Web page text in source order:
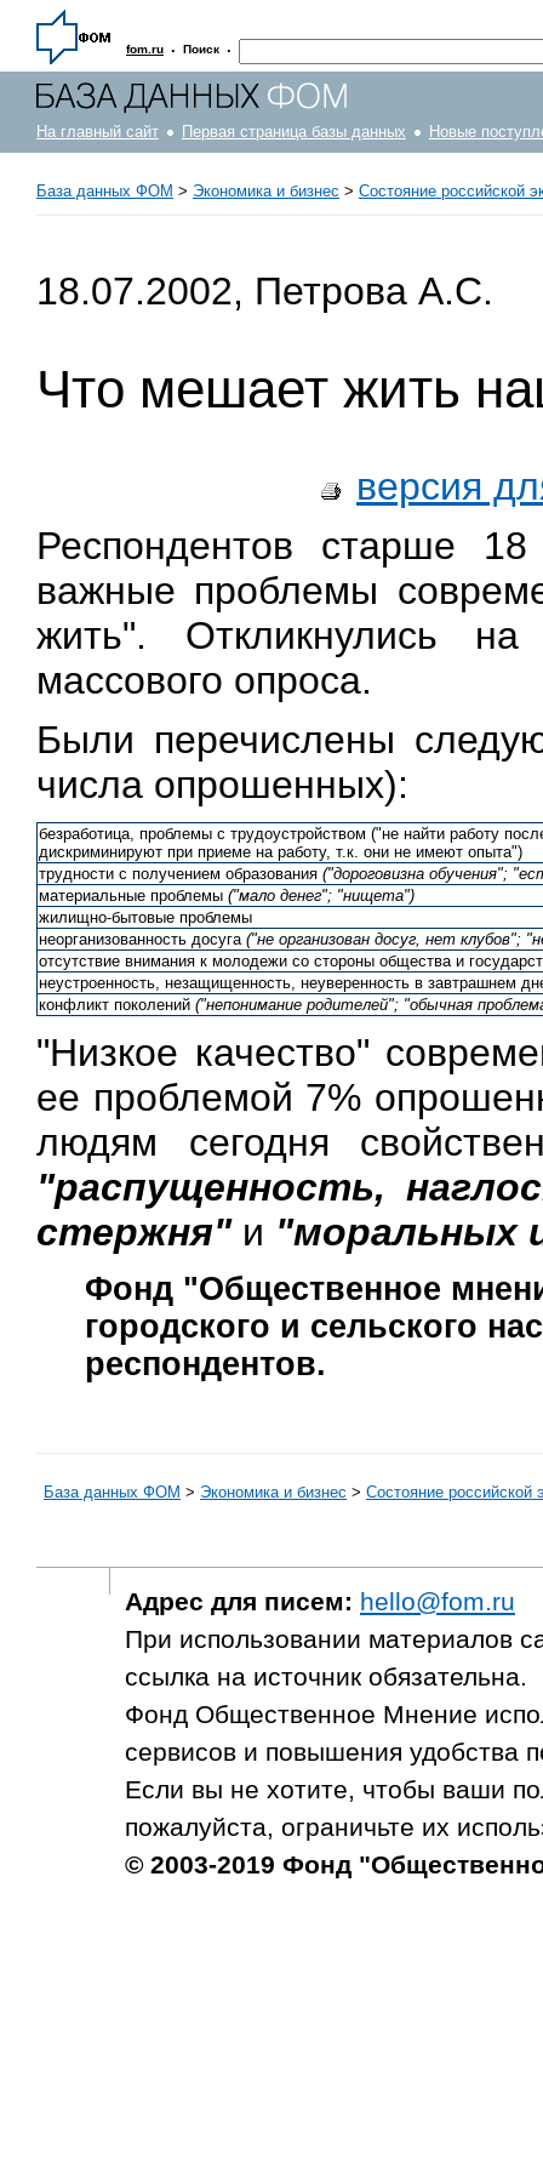
fom.ru · Поиск ·
На главный сайт Первая страница базы данных Новые
База данных ФОМ > Экономика и бизнес > Состояние российской
18.07.2002, Петрова А.С.
Что мешает жить
версия
Респондентов старше
важные проблемы
жить". Откликнулись
массового опроса.
Были перечислены
числа опрошенных):
безработица, проблемы с трудоустройством ("не найти работу
дискриминируют при приеме на работу, т.к. они не имеют опыта")
трудности с получением образования ("дороговизна обучения";
материальные проблемы ("мало денег"; "нищета")
жилищно-бытовые проблемы
неорганизованность досуга ("не организован досуг, нет клубов";
отсутствие внимания к молодежи со стороны общества и
неустроенность, незащищенность, неуверенность в завтрашнем
конфликт поколений ("непонимание родителей"; "обычная
"Низкое качество"
ее проблемой 7%
людям сегодня
"распущенность,
стержня"и "моральных
Фонд "Общественное
городского и сельского
респондентов.
База данных ФОМ > Экономика и бизнес > Состояние российской
Адрес для писем: hello@fom.ru
При использовании материалов
ссылка на источник обязательна.
Фонд Общественное Мнение
сервисов и повышения удобства
Если вы не хотите, чтобы ваши
пожалуйста, ограничьте их
© 2003-2019 Фонд